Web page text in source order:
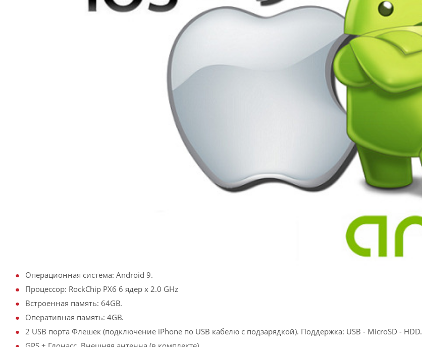
Операционная система: Android 9.
Процессор: RockChip PX6 6 ядер х 2.0 GHz
Встроенная память: 64GB.
Оперативная память: 4GB.
2 USB порта Флешек (подключение iPhone по USB кабелю с подзарядкой). Поддержка: USB - MicroSD - HDD.